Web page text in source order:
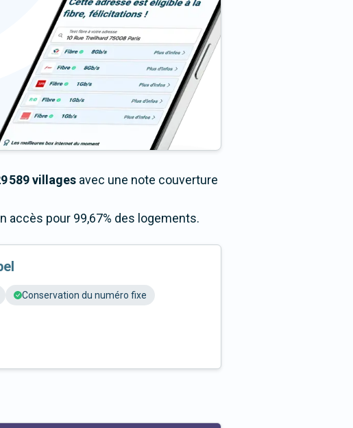
589 villages avec une note couverture
accès pour 99,67% des logements.
Conservation du numéro fixe